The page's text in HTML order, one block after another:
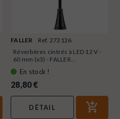
FALLER
Ref. 272126
Réverbères cintrés à LED 12 V -
60 mm (x3) - FALLER...
En stock !
28,80 €
DÉTAIL